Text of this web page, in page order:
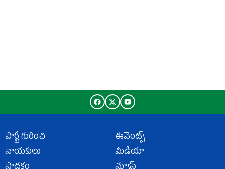
పార్టీ గురించి
నాయకులు
ఈవెంట్స్
మీడియా